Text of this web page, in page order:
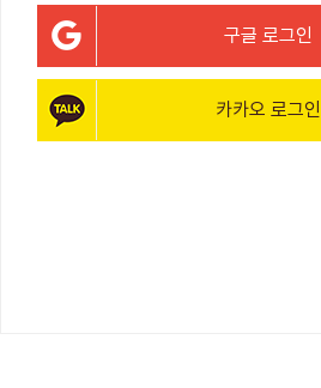
구글 로그인
카카오 로그인